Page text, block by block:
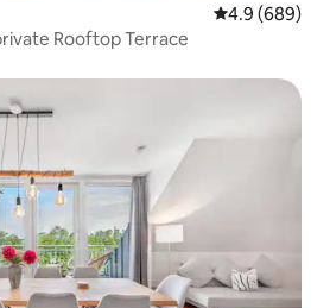
औसत रेटिंग 5 में
4.9 (689)
private Rooftop Terrace